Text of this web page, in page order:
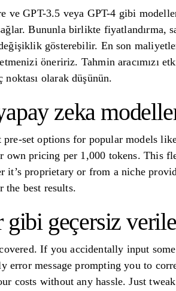
ve GPT-3.5 veya GPT-4 gibi
Bununla birlikte fiyatlandırma,
gösterebilir. En son
öneririz. Tahmin aracımızı
​​noktası olarak düşünün.
zeka
set options for popular models
own pricing per 1,000 tokens. This
it’s proprietary or from a niche
the best results.
gibi geçersiz
If you accidentally input
message prompting you to
costs without any hassle. Just